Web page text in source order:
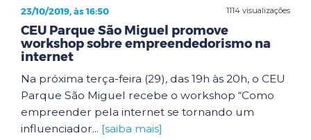
1114 visualizações
23/10/2019, às 16:50
CEU Parque São Miguel promove
workshop sobre empreendedorismo na
internet
Na próxima terça-feira (29), das 19h às 20h, o CEU
Parque São Miguel recebe o workshop “Como
empreender pela internet se tornando um
influenciador... [saiba mais]